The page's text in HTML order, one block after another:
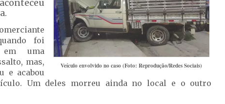
Veículo envolvido no caso (Foto: Reprodução/Redes Sociais)
foi
uma
mas,
e acabou
Um deles morreu ainda no local e o outro